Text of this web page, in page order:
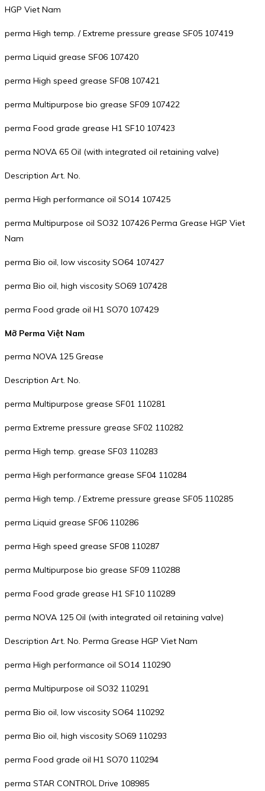
HGP Viet Nam
perma High temp. / Extreme pressure grease SF05 107419
perma Liquid grease SF06 107420
perma High speed grease SF08 107421
perma Multipurpose bio grease SF09 107422
perma Food grade grease H1 SF10 107423
perma NOVA 65 Oil (with integrated oil retaining valve)
Description Art. No.
perma High performance oil SO14 107425
perma Multipurpose oil SO32 107426 Perma Grease HGP Viet
Nam
perma Bio oil, low viscosity SO64 107427
perma Bio oil, high viscosity SO69 107428
perma Food grade oil H1 SO70 107429
Mỡ Perma Việt Nam
perma NOVA 125 Grease
Description Art. No.
perma Multipurpose grease SF01 110281
perma Extreme pressure grease SF02 110282
perma High temp. grease SF03 110283
perma High performance grease SF04 110284
perma High temp. / Extreme pressure grease SF05 110285
perma Liquid grease SF06 110286
perma High speed grease SF08 110287
perma Multipurpose bio grease SF09 110288
perma Food grade grease H1 SF10 110289
perma NOVA 125 Oil (with integrated oil retaining valve)
Description Art. No. Perma Grease HGP Viet Nam
perma High performance oil SO14 110290
perma Multipurpose oil SO32 110291
perma Bio oil, low viscosity SO64 110292
perma Bio oil, high viscosity SO69 110293
perma Food grade oil H1 SO70 110294
perma STAR CONTROL Drive 108985